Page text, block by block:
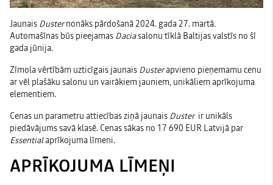
Jaunais Dusternonāks pārdošanā 2024. gada 27. martā.
Automašīnas būs pieejamas Daciasalonu tīklā Baltijas valstīs no šī
gada jūnija.
Zīmola vērtībām uzticīgais jaunais Dusterapvieno pieņemamu cenu
ar vēl plašāku salonu un vairākiem jauniem, unikāliem aprīkojuma
elementiem.
Cenas un parametru attiecības ziņā jaunais Duster ir unikāls
piedāvājums savā klasē. Cenas sākas no 17 690 EUR Latvijā par
Essentialaprīkojuma līmeni.
APRĪKOJUMA LĪMEŅI